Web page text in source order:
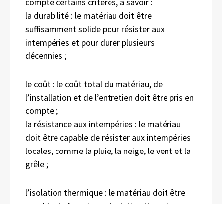
la durabilité : le matériau doit être
suffisamment solide pour résister aux
intempéries et pour durer plusieurs
décennies ;
le coût : le coût total du matériau, de
l’installation et de l’entretien doit être pris en
compte ;
la résistance aux intempéries : le matériau
doit être capable de résister aux intempéries
locales, comme la pluie, la neige, le vent et la
grêle ;
l’isolation thermique : le matériau doit être